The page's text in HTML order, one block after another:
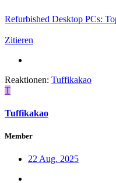
Refurbished Desktop PCs:
Zitieren
Reaktionen: Tuffikakao
T
Tuffikakao
Member
22 Aug. 2025